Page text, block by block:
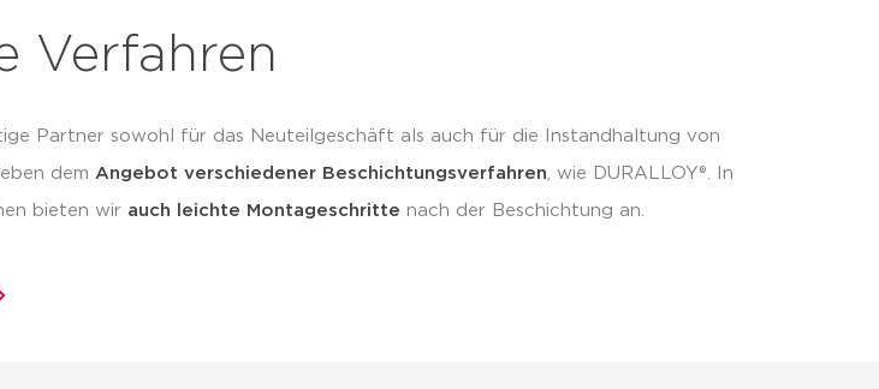
Verfahren
Partner sowohl für das Neuteilgeschäft als auch für die Instandhaltung von
dem Angebot verschiedener Beschichtungsverfahren , wie DURALLOY®. In
bieten wir auch leichte Montageschritte nach der Beschichtung an.